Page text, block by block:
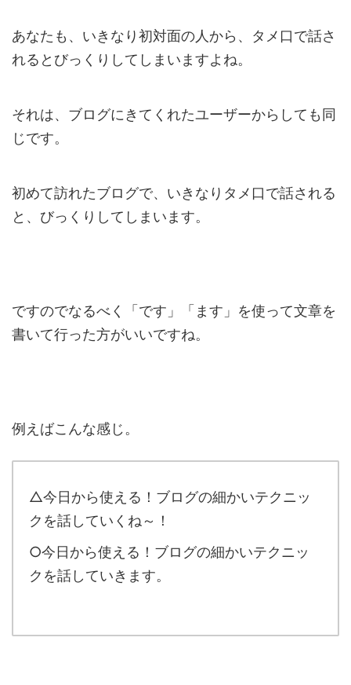
あなたも、いきなり初対面の人から、タメ口で話さ
れるとびっくりしてしまいますよね。
それは、ブログにきてくれたユーザーからしても同
じです。
初めて訪れたブログで、いきなりタメ口で話される
と、びっくりしてしまいます。
ですのでなるべく「です」「ます」を使って文章を
書いて行った方がいいですね。
例えばこんな感じ。
△今日から使える！ブログの細かいテクニッ
クを話していくね～！
○今日から使える！ブログの細かいテクニッ
クを話していきます。